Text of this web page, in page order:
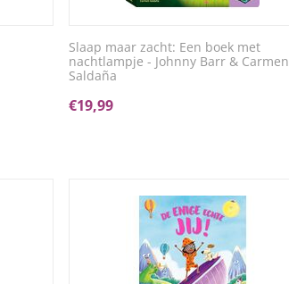
Slaap maar zacht: Een boek met
nachtlampje - Johnny Barr & Carmen
Saldaña
€19,99